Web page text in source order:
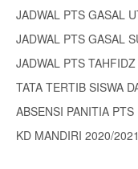
JADWAL PTS GASAL
JADWAL PTS GASAL
JADWAL PTS TAHFIDZ
TATA TERTIB SISWA
ABSENSI PANITIA PTS
KD MANDIRI 2020/2021